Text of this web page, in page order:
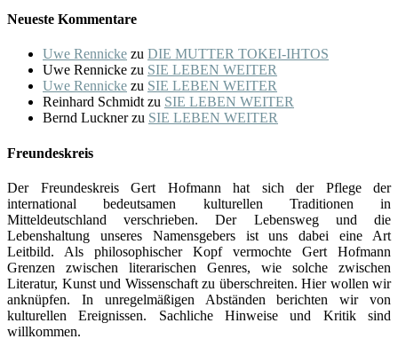
Neueste Kommentare
Uwe Rennicke zu DIE MUTTER TOKEI-IHTOS
Uwe Rennicke zu SIE LEBEN WEITER
Uwe Rennicke zu SIE LEBEN WEITER
Reinhard Schmidt zu SIE LEBEN WEITER
Bernd Lucknerzu SIE LEBEN WEITER
Freundeskreis
Der Freundeskreis Gert Hofmann hat sich der Pflege der
international bedeutsamen kulturellen Traditionen in
Mitteldeutschland verschrieben. Der Lebensweg und die
Lebenshaltung unseres Namensgebers ist uns dabei eine Art
Leitbild. Als philosophischer Kopf vermochte Gert Hofmann
Grenzen zwischen literarischen Genres, wie solche zwischen
Literatur, Kunst und Wissenschaft zu überschreiten. Hier wollen wir
anknüpfen. In unregelmäßigen Abständen berichten wir von
kulturellen Ereignissen. Sachliche Hinweise und Kritik sind
willkommen.